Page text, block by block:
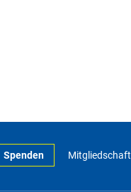
Spenden Mitgliedschaft